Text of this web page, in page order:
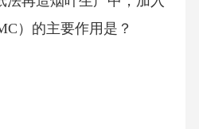
）的主要作用是？